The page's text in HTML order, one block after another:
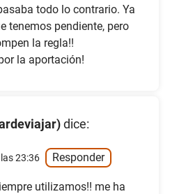
todo lo contrario. Ya
tenemos pendiente, pero
la regla!!
la aportación!
dice:
23:36 Responder
utilizamos!! me ha